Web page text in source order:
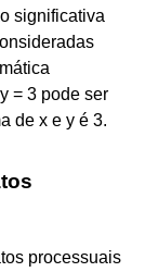
significativa
= 3 pode ser
de x e y é 3.
processuais